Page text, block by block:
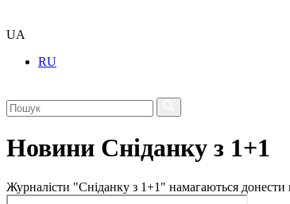
UA
RU
Новини Сніданку з 1+1
Журналісти "Сніданку з 1+1" намагаються донести